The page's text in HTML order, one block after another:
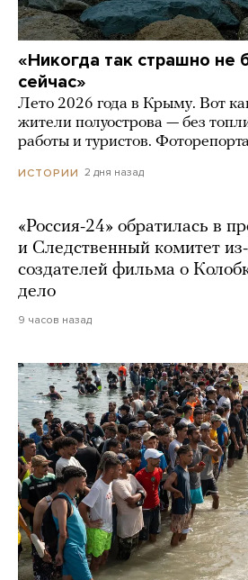
«Никогда так страшно не
сейчас»
Лето 2026 года в Крыму. Вот
жители полуострова — без
работы и туристов.
ИСТОРИИ 2 дня назад
«Россия-24» обратилась в
и Следственный комитет
создателей фильма о
дело
9 часов назад